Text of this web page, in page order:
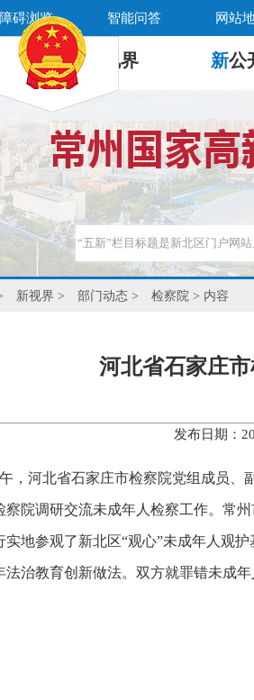
碍浏览 智能问答 网站
新 视界 新公
新视界 > 部门动态 > 检察院 > 内容
河北省石家庄
发布日期：
，河北省石家庄市检察院党组成员
察院调研交流未成年人检察工作。常
实地参观了新北区“观心”未成年人观
法治教育创新做法。双方就罪错未成